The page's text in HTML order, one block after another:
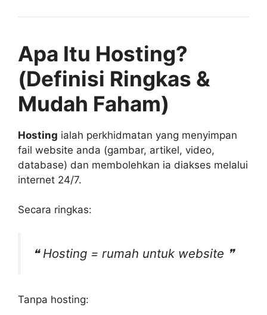
Apa Itu Hosting?
(Definisi Ringkas &
Mudah Faham)
Hosting ialah perkhidmatan yang menyimpan
fail website anda (gambar, artikel, video,
database) dan membolehkan ia diakses melalui
internet 24/7.
Secara ringkas:
❝ Hosting = rumah untuk website ❞
Tanpa hosting: